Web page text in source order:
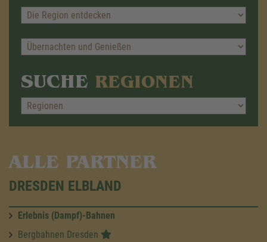
SUCHE REGIONEN
ALLE PARTNER
DRESDEN ELBLAND
Erlebnis (Dampf)-Bahnen
Bergbahnen Dresden